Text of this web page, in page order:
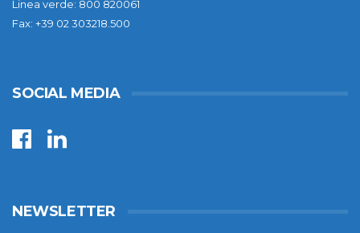
Linea verde: 800 820061
Fax: +39 02 303218.500
SOCIAL MEDIA
NEWSLETTER